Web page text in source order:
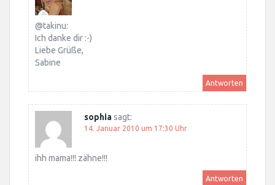
@takinu:
Ich danke dir :-)
Liebe Grüße,
Sabine
Antworten
sophiasagt:
14. Januar 2010 um 17:30 Uhr
ihh mama!!! zähne!!!
Antworten